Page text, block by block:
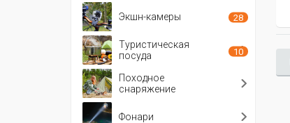
Экшн-камеры 28
Туристическая
посуда
10
Походное
снаряжение
Фонари